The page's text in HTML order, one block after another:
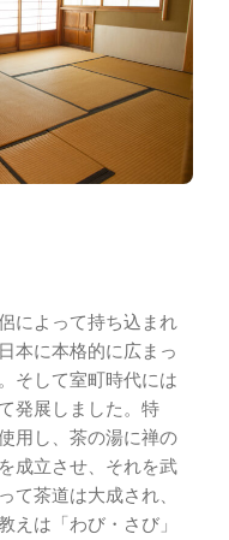
によって持ち込まれ
本に本格的に広まっ
そして室町時代には
発展しました。特
用し、茶の湯に禅の
成立させ、それを武
て茶道は大成され、
えは「わび・さび」